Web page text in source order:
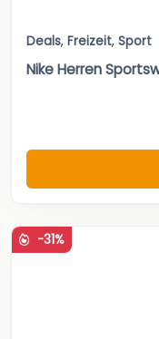
Deals, Freizeit, Sport
Nike Herren
-31%